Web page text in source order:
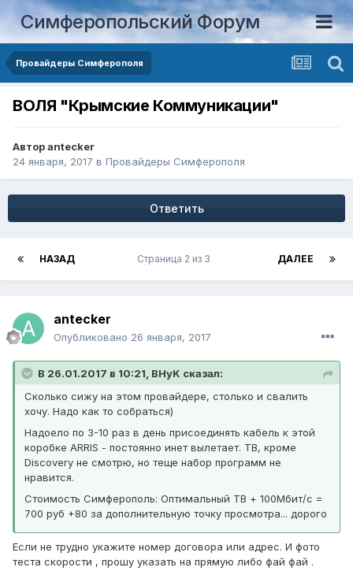
Симферопольский Форум
Провайдеры Симферополя
ВОЛЯ "Крымские Коммуникации"
Авторantecker
24 января, 2017 в Провайдеры Симферополя
Ответить
НАЗАД ДАЛЕЕ
Страница 2 из 3
antecker
Опубликовано 26 января, 2017
В 26.01.2017 в 10:21, BHyK сказал:
Сколько сижу на этом провайдере, столько и свалить
хочу. Надо как то собраться)
Надоело по 3-10 раз в день присоединять кабель к этой
коробке ARRIS - постоянно инет вылетает. ТВ, кроме
Discovery не смотрю, но теще набор программ не
нравится.
Стоимость Симферополь: Оптимальный ТВ + 100Мбит/с =
700 руб +80 за дополнительную точку просмотра... дорого
Если не трудно укажите номер договора или адрес. И фото
теста скорости , прошу указать на прямую либо фай фай .